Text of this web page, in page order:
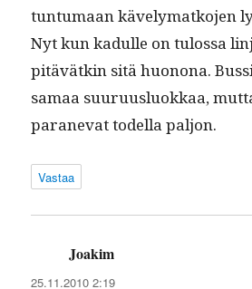
tun­tu­maan käve­ly­matko­jen
Nyt kun kadulle on tulos­sa
pitävätkin sitä huonona.
samaa suu­ru­us­lu­okkaa,
paranevat todel­la paljon.
Vastaa
Joakim
25.11.2010 2:19